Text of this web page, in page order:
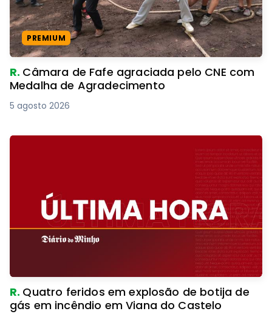
PREMIUM
R. Câmara de Fafe agraciada pelo CNE com
Medalha de Agradecimento
5 agosto 2026
R. Quatro feridos em explosão de botija de
gás em incêndio em Viana do Castelo